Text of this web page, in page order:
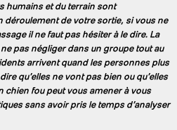
humains et du terrain sont
de votre sortie, si vous ne
il ne faut pas hésiter à le dire. La
pas négliger dans un groupe tout au
arrivent quand les personnes plus
qu’elles ne vont pas bien ou qu’elles
chien fou peut vous amener à vous
sans avoir pris le temps d’analyser